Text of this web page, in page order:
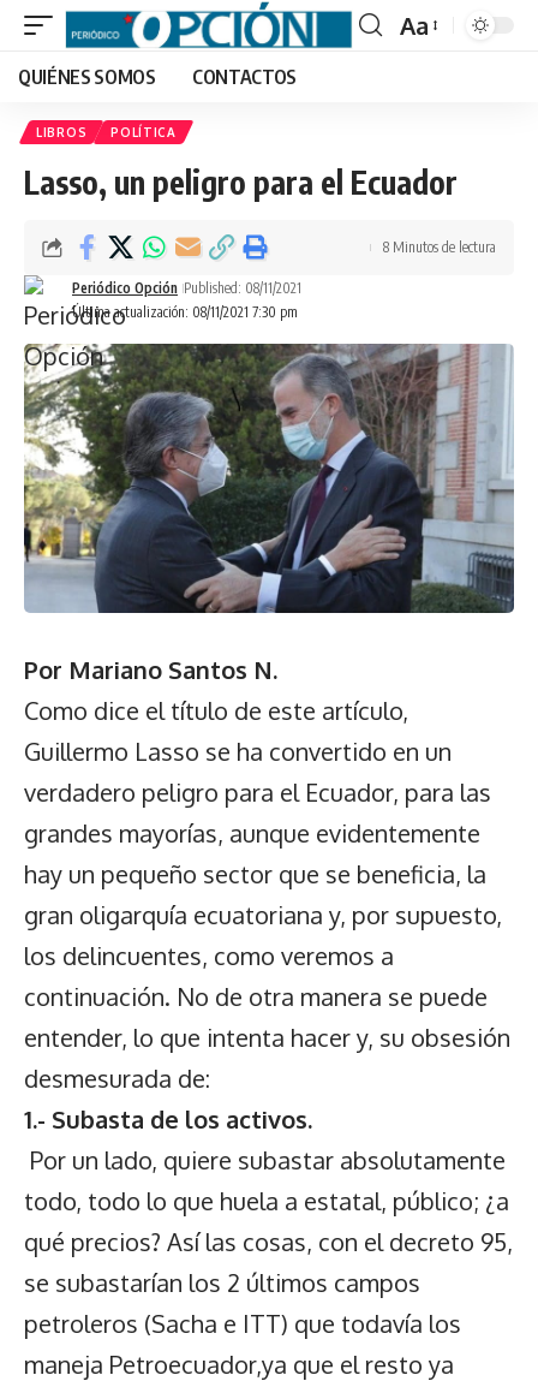
Font
Aa
QUIÉNES SOMOS CONTACTOS
LIBROS POLÍTICA
Lasso, un peligro para el Ecuador
Última actualización: 08/11/2021 7:30 pm
Periódico Opción Published: 08/11/2021
8 Minutos de lectura
Por Mariano Santos N.
Como dice el título de este artículo,
Guillermo Lasso se ha convertido en un
verdadero peligro para el Ecuador, para las
grandes mayorías, aunque evidentemente
hay un pequeño sector que se beneficia, la
gran oligarquía ecuatoriana y, por supuesto,
los delincuentes, como veremos a
continuación. No de otra manera se puede
entender, lo que intenta hacer y, su obsesión
desmesurada de:
1.- Subasta de los activos.
Por un lado, quiere subastar absolutamente
todo, todo lo que huela a estatal, público; ¿a
qué precios? Así las cosas, con el decreto 95,
se subastarían los 2 últimos campos
petroleros (Sacha e ITT) que todavía los
maneja Petroecuador,ya que el resto ya